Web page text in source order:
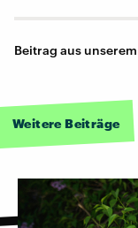
Beitrag aus
Weitere Beiträge